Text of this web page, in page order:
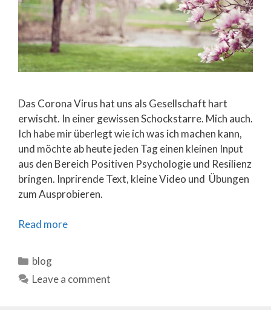
Das Corona Virus hat uns als Gesellschaft hart
erwischt. In einer gewissen Schockstarre. Mich auch.
Ich habe mir überlegt wie ich was ich machen kann,
und möchte ab heute jeden Tag einen kleinen Input
aus den Bereich Positiven Psychologie und Resilienz
bringen. Inprirende Text, kleine Video und Übungen
zum Ausprobieren.
Read more
Categories
blog
Leave a comment